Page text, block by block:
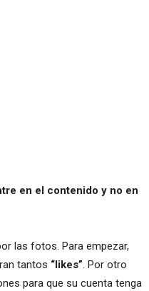
en el contenido y no en
las fotos. Para empezar,
tantos “likes”. Por otro
para que su cuenta tenga